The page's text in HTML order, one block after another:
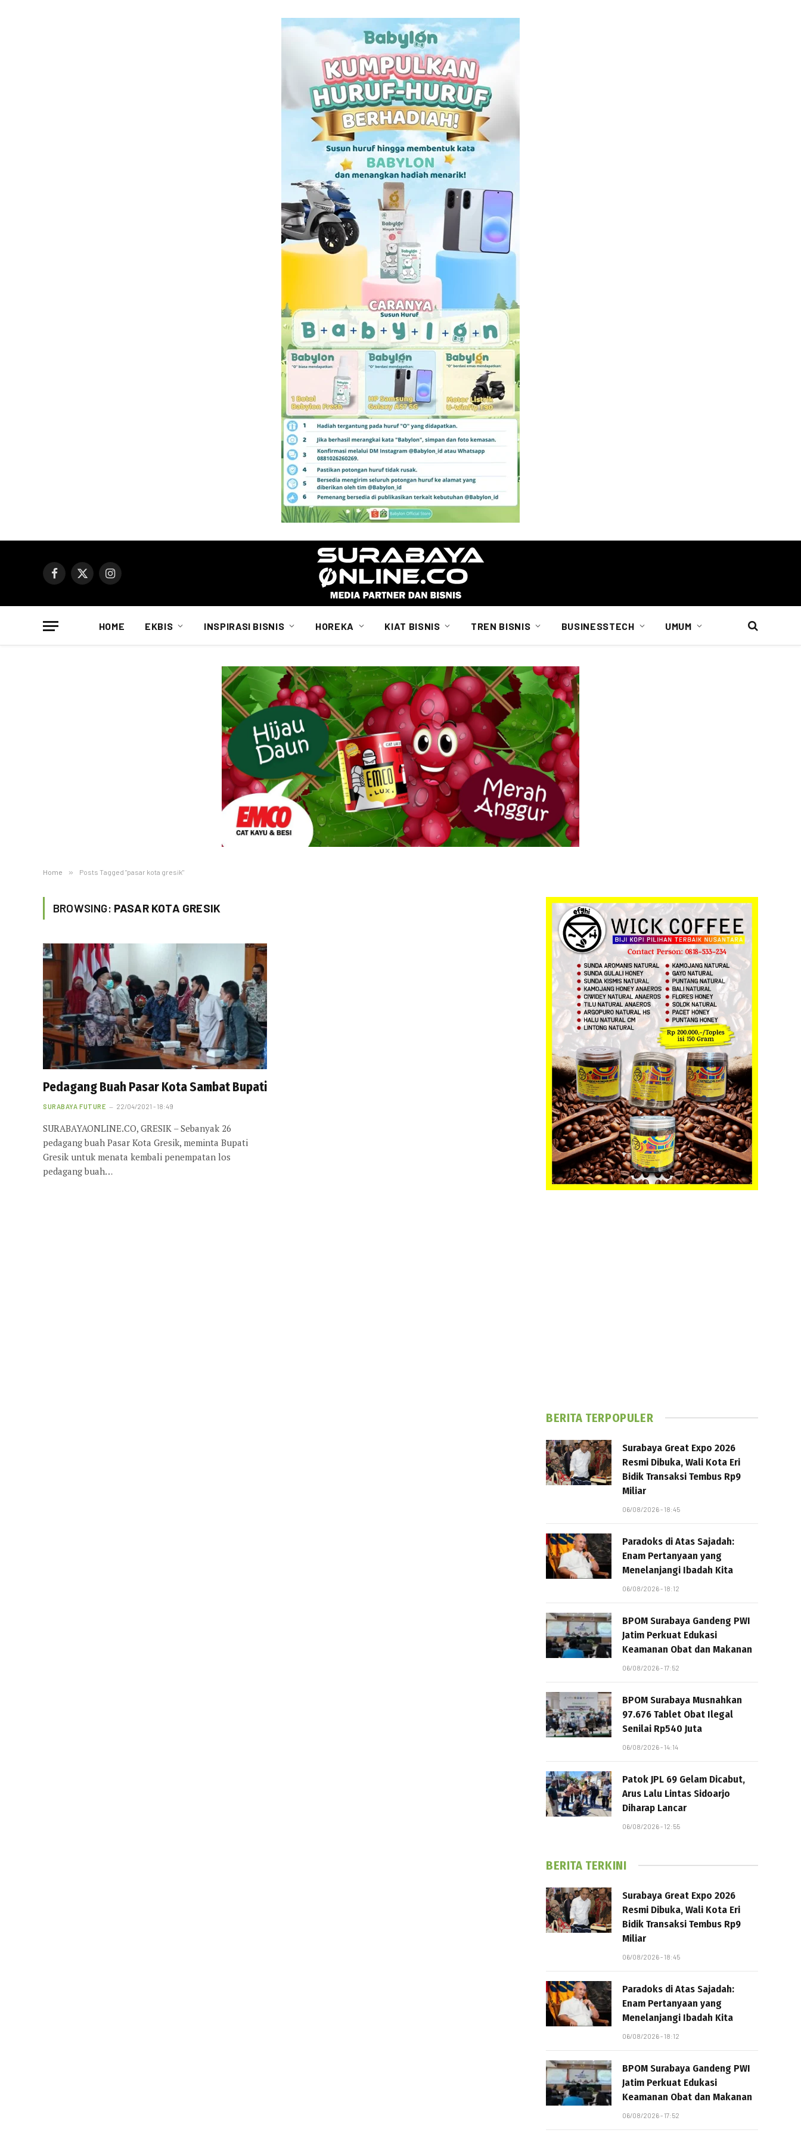
Facebook
X
Instagram
HOME EKBIS INSPIRASI BISNIS HOREKA KIAT BISNIS TREN BISNIS BUSINESSTECH UMUM
Home » Posts Tagged "pasar kota gresik"
BROWSING: PASAR KOTA GRESIK
Pedagang Buah Pasar Kota Sambat Bupati
SURABAYA FUTURE 22/04/2021 - 18:49
SURABAYAONLINE.CO, GRESIK – Sebanyak 26
pedagang buah Pasar Kota Gresik, meminta Bupati
Gresik untuk menata kembali penempatan los
pedagang buah…
BERITA TERPOPULER
Surabaya Great Expo 2026
Resmi Dibuka, Wali Kota Eri
Bidik Transaksi Tembus Rp9
Miliar
06/08/2026 - 18:45
Paradoks di Atas Sajadah:
Enam Pertanyaan yang
Menelanjangi Ibadah Kita
06/08/2026 - 18:12
BPOM Surabaya Gandeng PWI
Jatim Perkuat Edukasi
Keamanan Obat dan Makanan
06/08/2026 - 17:52
BPOM Surabaya Musnahkan
97.676 Tablet Obat Ilegal
Senilai Rp540 Juta
06/08/2026 - 14:14
Patok JPL 69 Gelam Dicabut,
Arus Lalu Lintas Sidoarjo
Diharap Lancar
06/08/2026 - 12:55
BERITA TERKINI
Surabaya Great Expo 2026
Resmi Dibuka, Wali Kota Eri
Bidik Transaksi Tembus Rp9
Miliar
06/08/2026 - 18:45
Paradoks di Atas Sajadah:
Enam Pertanyaan yang
Menelanjangi Ibadah Kita
06/08/2026 - 18:12
BPOM Surabaya Gandeng PWI
Jatim Perkuat Edukasi
Keamanan Obat dan Makanan
06/08/2026 - 17:52